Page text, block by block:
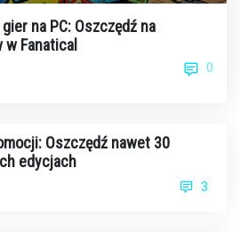
na PC: Oszczędź na
Fanatical
0
Oszczędź nawet 30
edycjach
3